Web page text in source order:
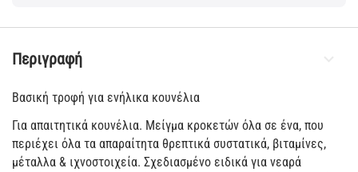
Περιγραφή
Βασική τροφή για ενήλικα κουνέλια
Για απαιτητικά κουνέλια. Μείγμα κροκετών όλα σε ένα, που
περιέχει όλα τα απαραίτητα θρεπτικά συστατικά, βιταμίνες,
μέταλλα & ιχνοστοιχεία. Σχεδιασμένο ειδικά για νεαρά